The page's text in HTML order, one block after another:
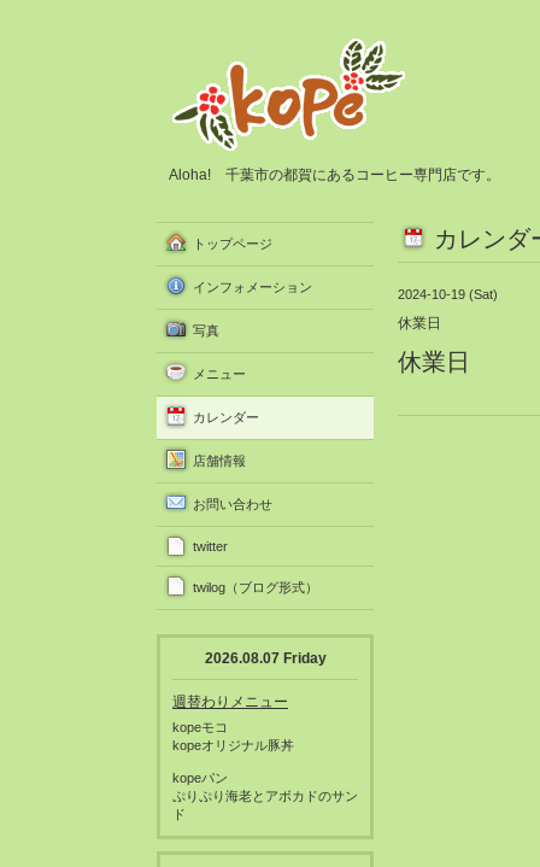
Aloha! 千葉市の都賀にあるコーヒー専門店です。
カレンダ
2024-10-19 (Sat)
休業日
休業日
トップページ
インフォメーション
写真
メニュー
カレンダー
店舗情報
お問い合わせ
twitter
twilog（ブログ形式）
2026.08.07 Friday
週替わりメニュー
kopeモコ
kopeオリジナル豚丼
kopeパン
ぷりぷり海老とアボカドのサン
ド